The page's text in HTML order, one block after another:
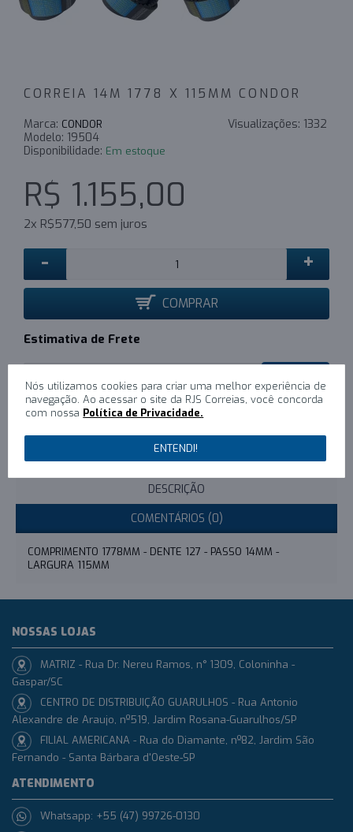
CORREIA 14M 1778 X 115MM CONDOR
Visualizações: 1332
Marca: CONDOR
Modelo: 19504
Disponibilidade: Em estoque
R$ 1.155,00
2x R$577,50 sem juros
- +
COMPRAR
Estimativa de Frete
Escreva um comentário
DESCRIÇÃO
COMENTÁRIOS (0)
COMPRIMENTO 1778MM - DENTE 127 - PASSO 14MM -
LARGURA 115MM
Nós utilizamos cookies para criar uma melhor experiência de
navegação. Ao acessar o site da RJS Correias, você concorda
com nossa Política de Privacidade.
ENTENDI!
NOSSAS LOJAS
MATRIZ - Rua Dr. Nereu Ramos, n° 1309, Coloninha -
Gaspar/SC
CENTRO DE DISTRIBUIÇÃO GUARULHOS - Rua Antonio
Alexandre de Araujo, nº519, Jardim Rosana-Guarulhos/SP
FILIAL AMERICANA - Rua do Diamante, nº82, Jardim São
Fernando - Santa Bárbara d'Oeste-SP
ATENDIMENTO
Whatsapp: +55 (47) 99726-0130